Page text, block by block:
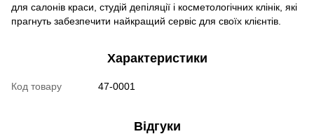
для салонів краси, студій депіляції і косметологічних клінік, які
прагнуть забезпечити найкращий сервіс для своїх клієнтів.
Характеристики
Код товару 47-0001
Відгуки